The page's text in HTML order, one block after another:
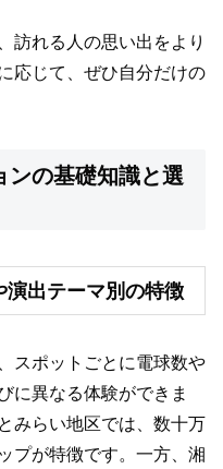
訪れる人の思い出をより
応じて、ぜひ自分だけの
ンの基礎知識と選
演出テーマ別の特徴
スポットごとに電球数や
に異なる体験ができま
みらい地区では、数十万
プが特徴です。一方、湘